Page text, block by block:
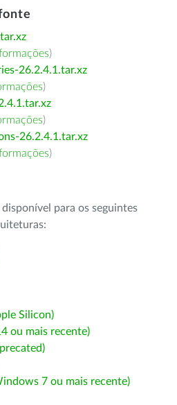
)
26.2.4.1.tar.xz
)
)
26.2.4.1.tar.xz
)
para os seguintes
Silicon)
ou mais recente)
7 ou mais recente)